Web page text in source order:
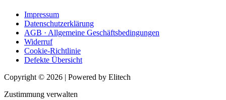
Impressum
Datenschutzerklärung
AGB · Allgemeine Geschäftsbedingungen
Widerruf
Cookie-Richtlinie
Defekte Übersicht
Copyright © 2026 | Powered by Elitech
Zustimmung verwalten